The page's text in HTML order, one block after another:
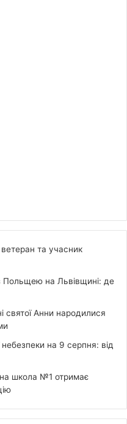
та учасник
Польщею на Львівщині: де
святої Анни народилися
на 9 серпня: від
школа №1 отримає